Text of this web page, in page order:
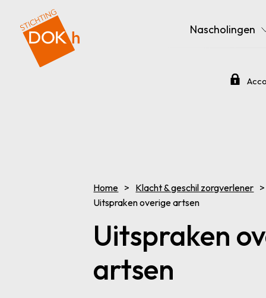
Nascholingen
Home Klacht & geschil zorgverlener
Uitspraken overige artsen
Uitspraken
artsen